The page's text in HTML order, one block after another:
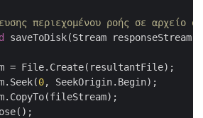
περιεχομένου ροής σε αρχείο
saveToDisk(Stream responseStream,
= File.Create(resultantFile);
0, SeekOrigin.Begin);